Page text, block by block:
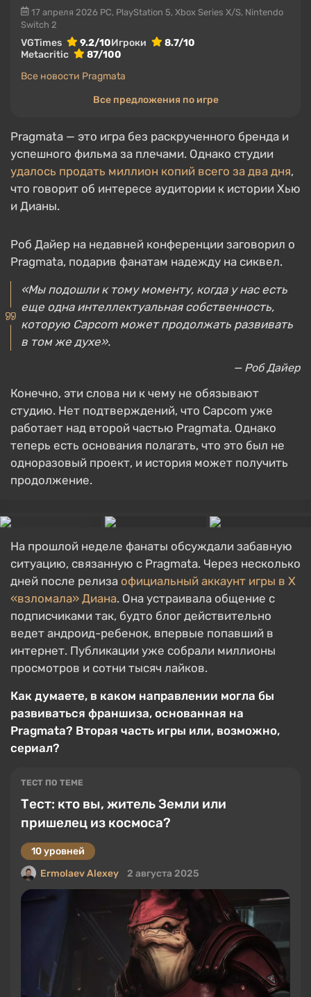
17 апреля 2026 PC, PlayStation 5, Xbox Series X/S, Nintendo
Switch 2
VGTimes 9.2/10Игроки
8.7/10
Metacritic
87/100
Все новости Pragmata
Все предложения по игре
Pragmata — это игра без раскрученного бренда и
успешного фильма за плечами. Однако студии
удалось продать миллион копий всего за два дня,
что говорит об интересе аудитории к истории Хью
и Дианы.
Роб Дайер на недавней конференции заговорил о
Pragmata, подарив фанатам надежду на сиквел.
«Мы подошли к тому моменту, когда у нас есть
еще одна интеллектуальная собственность,
которую Capcom может продолжать развивать
в том же духе».
— Роб Дайер
Конечно, эти слова ни к чему не обязывают
студию. Нет подтверждений, что Capcom уже
работает над второй частью Pragmata. Однако
теперь есть основания полагать, что это был не
одноразовый проект, и история может получить
продолжение.
На прошлой неделе фанаты обсуждали забавную
ситуацию, связанную с Pragmata. Через несколько
дней после релиза официальный аккаунт игры в X
«взломала» Диана. Она устраивала общение с
подписчиками так, будто блог действительно
ведет андроид-ребенок, впервые попавший в
интернет. Публикации уже собрали миллионы
просмотров и сотни тысяч лайков.
Как думаете, в каком направлении могла бы
развиваться франшиза, основанная на
Pragmata? Вторая часть игры или, возможно,
сериал?
ТЕСТ ПО ТЕМЕ
Тест: кто вы, житель Земли или
пришелец из космоса?
10 уровней
Ermolaev Alexey
2 августа 2025